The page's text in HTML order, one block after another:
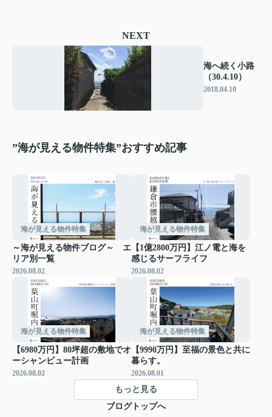
NEXT
海へ続く小路
（30.4.10）
2018.04.10
”海が見える物件特集”おすすめ記事
海が見える物件特集
～海が見える物件ブログ～ エ
リア別一覧
2026.08.02
海が見える物件特集
【1億2800万円】江ノ電と海を
感じるサーフライフ
2026.08.02
海が見える物件特集
【6980万円】80坪超の敷地でオ
ーシャンビュー計画
2026.08.02
海が見える物件特集
【9990万円】至福の景色と共に
暮らす。
2026.08.01
もっと見る
ブログトップへ